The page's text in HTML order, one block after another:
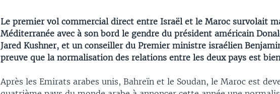
Le premier vol commercial direct entre Israël et le Maroc survolait
Méditerranée avec à son bord le gendre du président américain
Jared Kushner, et un conseiller du Premier ministre israélien
preuve que la normalisation des relations entre les deux pays est
Après les Emirats arabes unis, Bahreïn et le Soudan, le Maroc est